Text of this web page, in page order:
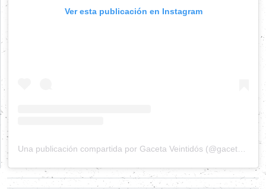
Ver esta publicación en Instagram